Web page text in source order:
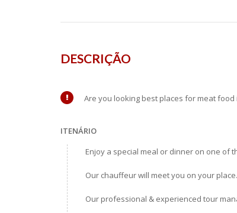
DESCRIÇÃO
Are you looking best places for meat food
ITENÁRIO
Enjoy a special meal or dinner on one of
Our chauffeur will meet you on your
Our professional & experienced tour